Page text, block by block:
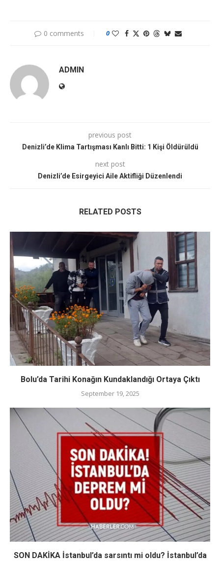
0 comments 0
ADMIN
previous post
Denizli’de Klima Tartışması Kanlı Bitti: 1 Kişi Öldürüldü
next post
Denizli’de Esirgeyici Aile Aktifliği Düzenlendi
RELATED POSTS
Bolu’da Tarihi Konağın Kundaklandığı Ortaya Çıktı
September 19, 2025
SON DAKİKA İstanbul’da sarsıntı mi oldu? İstanbul’da